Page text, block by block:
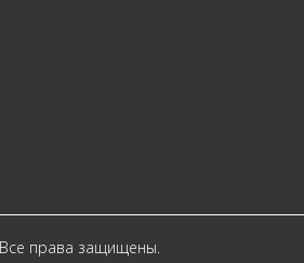
Все права защищены.